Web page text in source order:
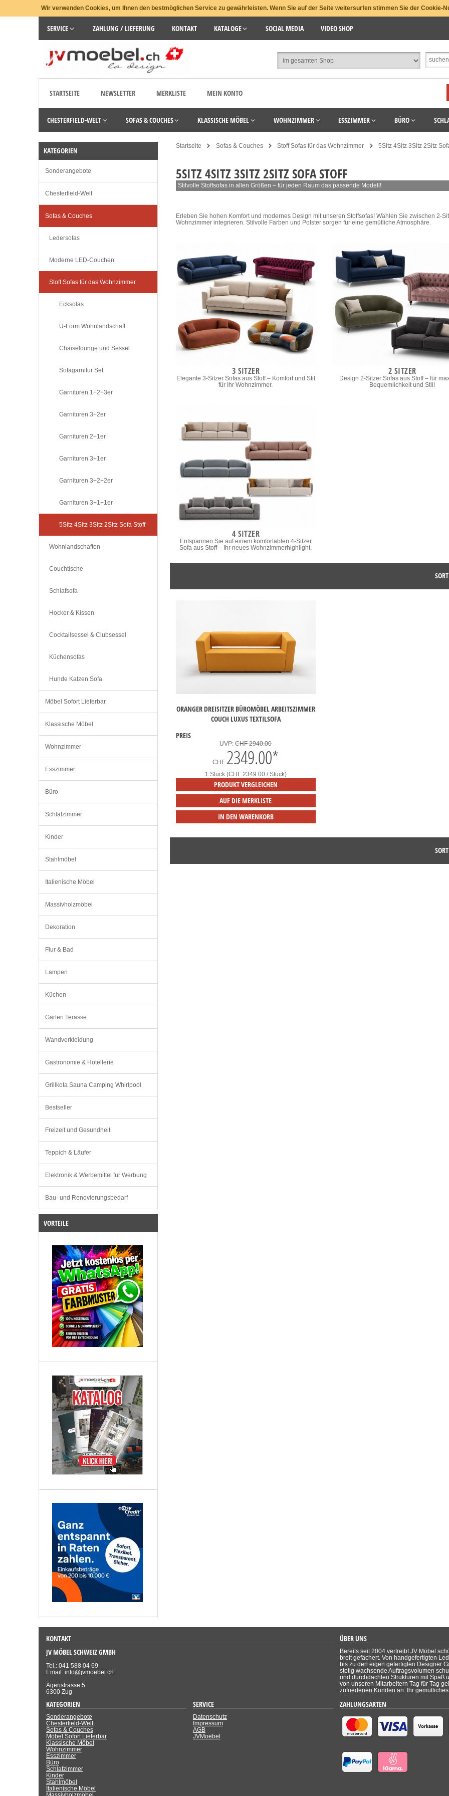
Wir verwenden Cookies, um Ihnen den bestmöglichen Service zu gewährleisten. Wenn Sie auf der Seite weitersurfen stimmen Sie der Cookie-
SERVICE ZAHLUNG / LIEFERUNG KONTAKT KATALOGE SOCIAL MEDIA VIDEO SHOP
STARTSEITE NEWSLETTER MERKLISTE MEIN KONTO
CHESTERFIELD-WELT SOFAS & COUCHES KLASSISCHE MÖBEL WOHNZIMMER ESSZIMMER BÜRO
Startseite Sofas & Couches Stoff Sofas für das Wohnzimmer 5Sitz 4Sitz 3Sitz 2Sitz
5SITZ 4SITZ 3SITZ 2SITZ SOFA STOFF
Stilvolle Stoffsofas in allen Größen – für jeden Raum das passende Modell!
Erleben Sie hohen Komfort und modernes Design mit unseren Stoffsofas! Wählen Sie zwischen 2-
Wohnzimmer integrieren. Stilvolle Farben und Polster sorgen für eine gemütliche Atmosphäre.
3 SITZER
Elegante 3-Sitzer Sofas aus Stoff – Komfort und Stil
für Ihr Wohnzimmer.
2 SITZER
Design 2-Sitzer Sofas aus Stoff – für
Bequemlichkeit und Stil!
4 SITZER
Entspannen Sie auf einem komfortablen 4-Sitzer
Sofa aus Stoff – Ihr neues Wohnzimmerhighlight.
ORANGER DREISITZER BÜROMÖBEL ARBEITSZIMMER
COUCH LUXUS TEXTILSOFA
PREIS
UVP:CHF 2940.00
CHF 2349.00*
1 Stück (CHF 2349.00 / Stück)
PRODUKT VERGLEICHEN
AUF DIE MERKLISTE
IN DEN WARENKORB
KATEGORIEN
Sonderangebote
Chesterfield-Welt
Sofas & Couches
Ledersofas
Moderne LED-Couchen
Stoff Sofas für das Wohnzimmer
Ecksofas
U-Form Wohnlandschaft
Chaiselounge und Sessel
Sofagarnitur Set
Garnituren 1+2+3er
Garnituren 3+2er
Garnituren 2+1er
Garnituren 3+1er
Garnituren 3+2+2er
Garnituren 3+1+1er
5Sitz 4Sitz 3Sitz 2Sitz Sofa Stoff
Wohnlandschaften
Couchtische
Schlafsofa
Hocker & Kissen
Cocktailsessel & Clubsessel
Küchensofas
Hunde Katzen Sofa
Möbel Sofort Lieferbar
Klassische Möbel
Wohnzimmer
Esszimmer
Büro
Schlafzimmer
Kinder
Stahlmöbel
Italienische Möbel
Massivholzmöbel
Dekoration
Flur & Bad
Lampen
Küchen
Garten Terasse
Wandverkleidung
Gastronomie & Hotellerie
Grillkota Sauna Camping Whirlpool
Bestseller
Freizeit und Gesundheit
Teppich & Läufer
Elektronik & Werbemittel für Werbung
Bau- und Renovierungsbedarf
VORTEILE
KONTAKT
JV MÖBEL SCHWEIZ GMBH
Tel.: 041 588 04 69
Email: info@jvmoebel.ch
Ägeristrasse 5
6300 Zug
ÜBER UNS
Bereits seit 2004 vertreibt JV Möbel
breit gefächert. Von handgefertigten
bis zu den eigen gefertigten Designer
stetig wachsende Auftragsvolumen
und durchdachten Strukturen mit Spaß
von unseren Mitarbeitern Tag für Tag
zufriedenen Kunden an. Ihr
KATEGORIEN
Sonderangebote
Chesterfield-Welt
Sofas & Couches
Möbel Sofort Lieferbar
Klassische Möbel
Wohnzimmer
Esszimmer
Büro
Schlafzimmer
Kinder
Stahlmöbel
Italienische Möbel
SERVICE
Datenschutz
Impressum
AGB
JVMoebel
ZAHLUNGSARTEN